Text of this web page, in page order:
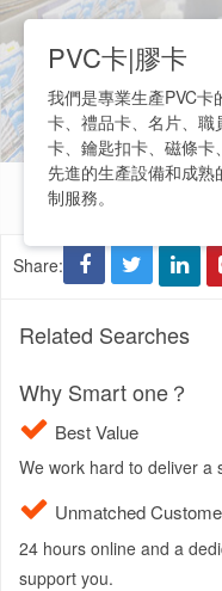
> PVC卡|膠卡
PVC卡|膠卡
我們是專業生產PVC
卡、禮品卡、名片、
卡、鑰匙扣卡、磁條
先進的生產設備和成
制服務。
Share:
Related Searches
Why Smart one？
Best Value
We work hard to deliver a
Unmatched
24 hours online and a
support you.